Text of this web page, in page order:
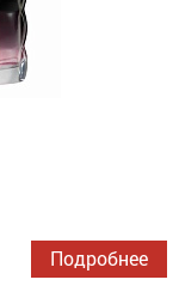
Подробнее